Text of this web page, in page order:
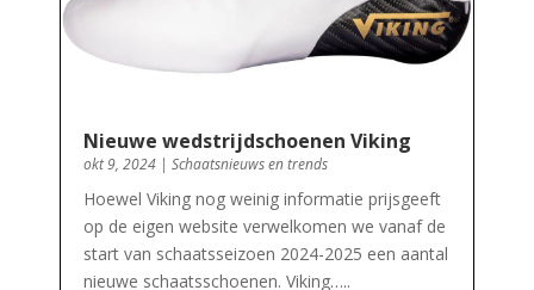
Nieuwe wedstrijdschoenen Viking
okt 9, 2024| Schaatsnieuws en trends
Hoewel Viking nog weinig informatie prijsgeeft
op de eigen website verwelkomen we vanaf de
start van schaatsseizoen 2024-2025 een aantal
nieuwe schaatsschoenen. Viking…..